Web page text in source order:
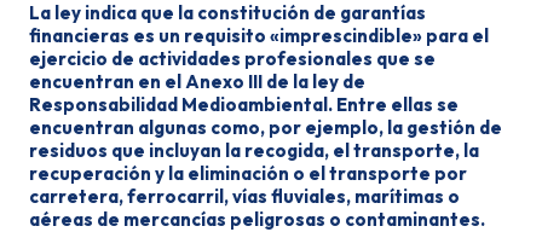
La ley indica que la constitución de garantías
financieras es un requisito «imprescindible» para el
ejercicio de actividades profesionales que se
encuentran en el Anexo III de la ley de
Responsabilidad Medioambiental. Entre ellas se
encuentran algunas como, por ejemplo, la gestión de
residuos que incluyan la recogida, el transporte, la
recuperación y la eliminación o el transporte por
carretera, ferrocarril, vías fluviales, marítimas o
aéreas de mercancías peligrosas o contaminantes.